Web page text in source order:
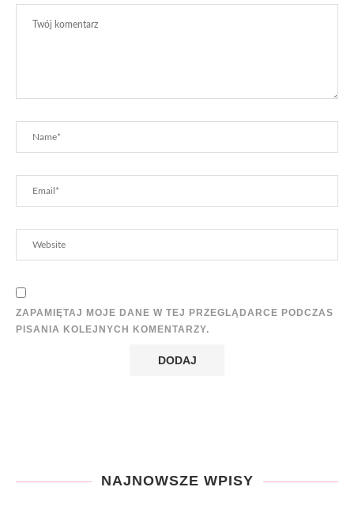
ZAPAMIĘTAJ MOJE DANE W TEJ PRZEGLĄDARCE PODCZAS
PISANIA KOLEJNYCH KOMENTARZY.
NAJNOWSZE WPISY